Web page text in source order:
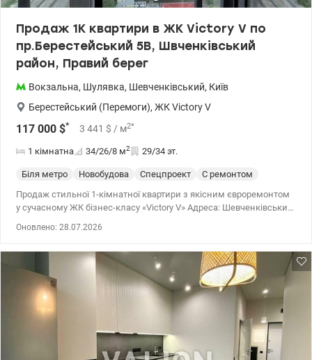
Продаж 1К квартири в ЖК Victоry V по
пр.Берестейський 5В, Швченківський
район, Правий берег
Вокзальна, Шулявка, Шевченківський, Київ
Берестейський (Перемоги), ЖК Victory V
117 000 $* 3 441 $ / м2*
1 кімнатна 34/26/8 м2 29/34 эт.
Біля метро Новобудова Спецпроект
С ремонтом
Продаж стильної 1-кімнатної квартири з якісним євроремонтом
у сучасному ЖК бізнес-класу «Victоry V» Адреса: Шевченківський
готова для затишного життя або під високоліквідний арендний
приголомшливий панорамний краєвид на місто, яким можна
милуватися щодня. Головні переваги квартири: Стан: Виконано
сучасний євроремонт із використанням надійних матеріалів
Параметри: Загальна площа 34 м.кв , знаходиться на 29/34
поверсі. У будинку встановлені швидкісні безшумні ліфти.
Економічність: Невеликі комунальні платежі завдяки
енергоефективності будинку та індивідуальним лічильникам на
Оновлено: 28.07.2026